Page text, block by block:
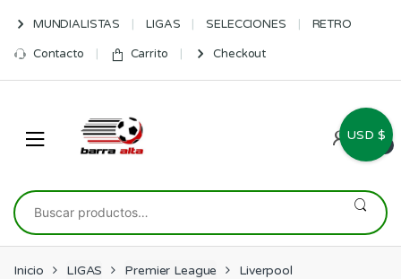
navigation
content
MUNDIALISTAS LIGAS SELECCIONES RETRO
Contacto Carrito Checkout
0
Buscar
por:
Inicio LIGAS Premier League Liverpool
USD $